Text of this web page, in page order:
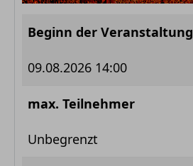
Beginn der Veranstaltung
09.08.2026 14:00
max. Teilnehmer
Unbegrenzt